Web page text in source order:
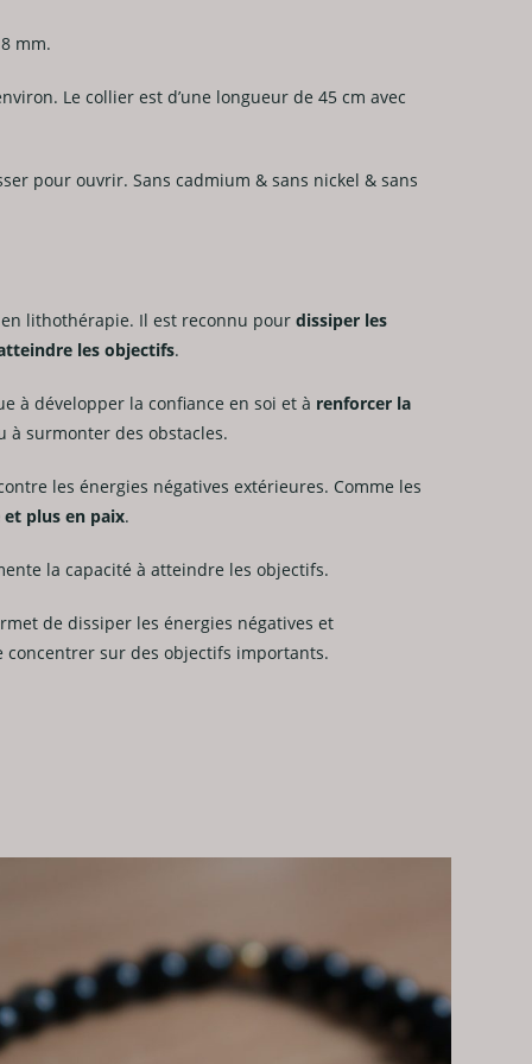
mm.
Le collier est d’une longueur de 45 cm avec
pour ouvrir. Sans cadmium & sans nickel & sans
en lithothérapie. Il est reconnu pour dissiper les
les objectifs.
à développer la confiance en soi et à renforcer la
à surmonter des obstacles.
les énergies négatives extérieures. Comme les
plus en paix.
la capacité à atteindre les objectifs.
de dissiper les énergies négatives et
concentrer sur des objectifs importants.